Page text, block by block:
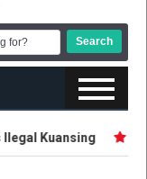
Kuansing